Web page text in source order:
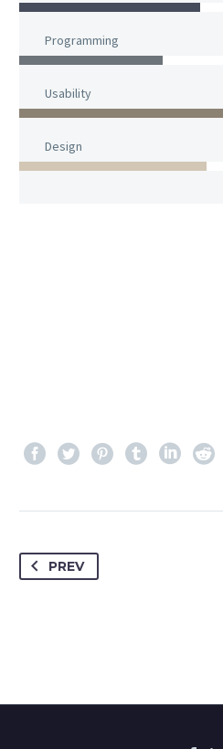
Programming
Usability
Design
PREV